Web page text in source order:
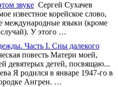
звуке Сергей Сухачев
известное корейское слово,
международные языки (кроме
случай). У этого …
Часть I. Сны далекого
повесть Матери моей,
девятерых детей, посвящаю...
Я родился в январе 1947-го в
Ангрен. …